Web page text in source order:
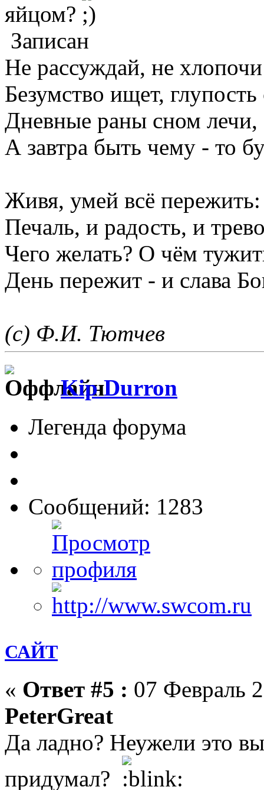
яйцом?
Записан
Не рассуждай, не
Безумство ищет, глупость
Дневные раны сном лечи,
А завтра быть чему - то
Живя, умей всё пережить:
Печаль, и радость, и
Чего желать? О чём
День пережит - и слава
(с) Ф.И. Тютчев
Kip Durron
Легенда форума
Сообщений: 1283
САЙТ
« Ответ #5 : 07 Февраль
PeterGreat
Да ладно? Неужели это
придумал?